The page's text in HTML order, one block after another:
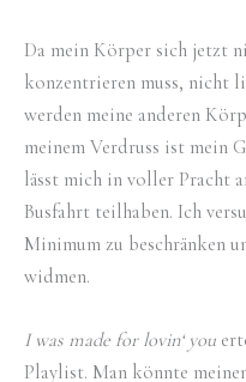
Da mein Körper sich jetzt
konzentrieren muss, nicht
werden meine anderen
meinem Verdruss ist mein
lässt mich in voller Pracht
Busfahrt teilhaben. Ich
Minimum zu beschränken
widmen.
I was made for lovin‘ you
Playlist. Man könnte